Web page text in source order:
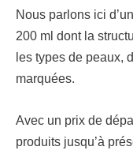
Nous parlons ici
200 ml dont la
les types de peaux,
marquées.
Avec un prix de
produits jusqu’à